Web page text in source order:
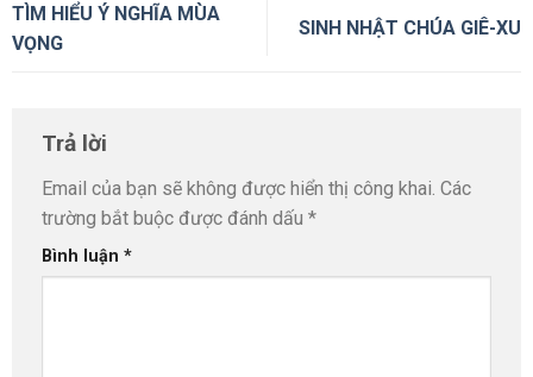
TÌM HIỂU Ý NGHĨA MÙA
VỌNG
SINH NHẬT CHÚA GIÊ-XU
Trả lời
Email của bạn sẽ không được hiển thị công khai. Các
trường bắt buộc được đánh dấu *
Bình luận *